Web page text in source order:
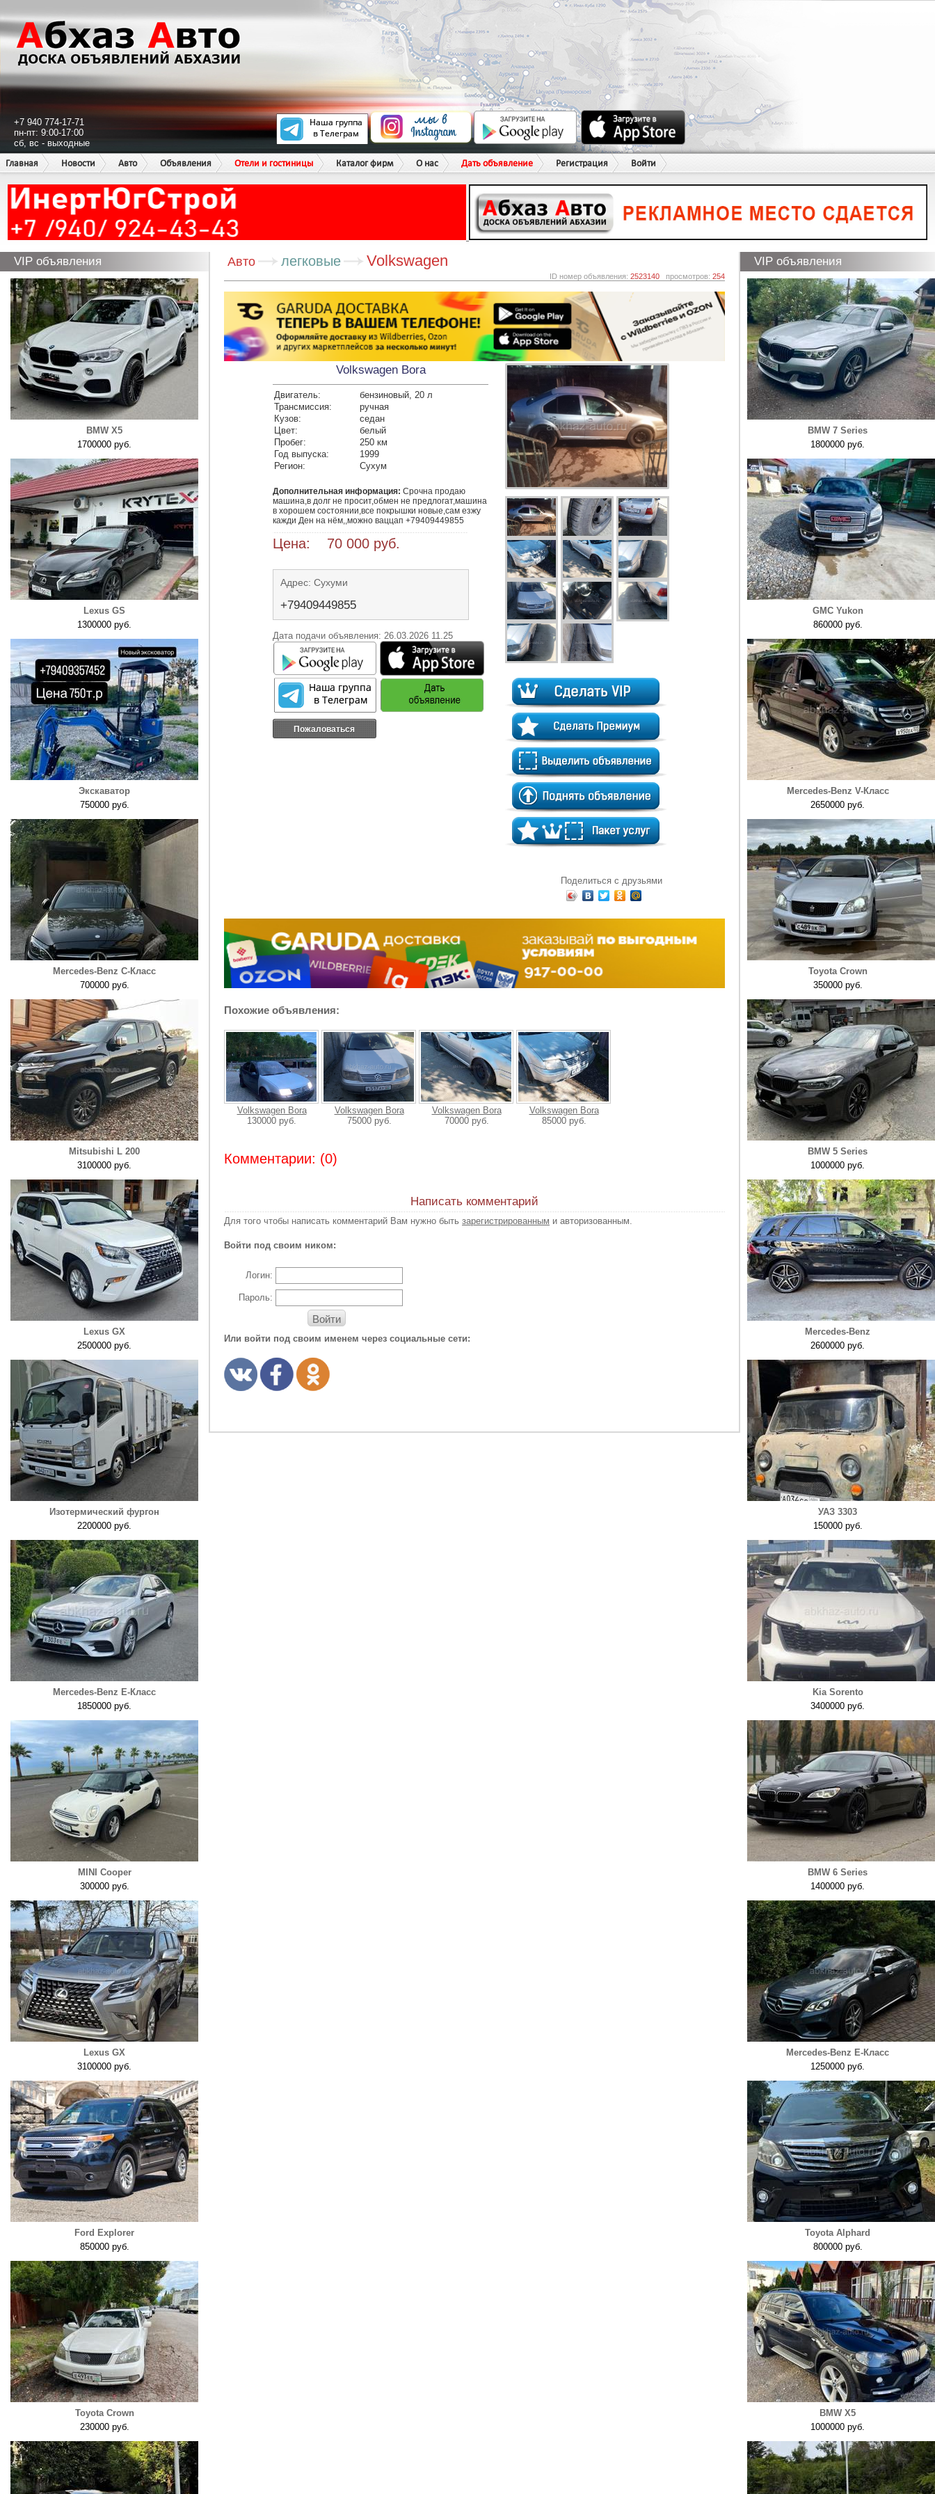
+7 940 774-17-71
пн-пт: 9:00-17:00
сб, вс - выходные
Главная
Новости Авто Объявления Отели и гостиницы Каталог фирм О нас Дать объявление Регистрация Войти
VIP объявления
BMW X5
1700000 руб.
Lexus GS
1300000 руб.
Экскаватор
750000 руб.
Mercedes-Benz C-Класс
700000 руб.
Mitsubishi L 200
3100000 руб.
Lexus GX
2500000 руб.
Изотермический фургон
2200000 руб.
Mercedes-Benz E-Класс
1850000 руб.
MINI Cooper
300000 руб.
Lexus GX
3100000 руб.
Ford Explorer
850000 руб.
Toyota Crown
230000 руб.
Авто легковые Volkswagen
ID номер объявления: 2523140 просмотров: 254
Volkswagen Bora
Двигатель:
бензиновый, 20 л
Трансмиссия:
ручная
Кузов:
седан
Цвет:
белый
Пробег:
250 км
Год выпуска:
1999
Регион:
Сухум
Дополнительная информация: Срочна продаю
машина,в долг не просит,обмен не предлогат,машина
в хорошем состоянии,все покрышки новые,сам езжу
кажди Ден на нём,,можно ваццап +79409449855
Цена: 70 000 руб.
Адрес: Сухуми
+79409449855
Дата подачи объявления: 26.03.2026 11.25
Пожаловаться
Поделиться с друзьями
Похожие объявления:
Volkswagen Bora
130000 руб.
Volkswagen Bora
75000 руб.
Volkswagen Bora
70000 руб.
Volkswagen Bora
85000 руб.
Комментарии: (0)
Написать комментарий
Для того чтобы написать комментарий Вам нужно быть зарегистрированным и авторизованным.
Войти под своим ником:
Логин:
Пароль:
Войти
Или войти под своим именем через социальные сети:
VIP объявления
BMW 7 Series
1800000 руб.
GMC Yukon
860000 руб.
Mercedes-Benz V-Класс
2650000 руб.
Toyota Crown
350000 руб.
BMW 5 Series
1000000 руб.
Mercedes-Benz
2600000 руб.
УАЗ 3303
150000 руб.
Kia Sorento
3400000 руб.
BMW 6 Series
1400000 руб.
Mercedes-Benz E-Класс
1250000 руб.
Toyota Alphard
800000 руб.
BMW X5
1000000 руб.